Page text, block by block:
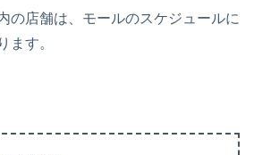
の店舗は、モールのスケジュールに
ます。